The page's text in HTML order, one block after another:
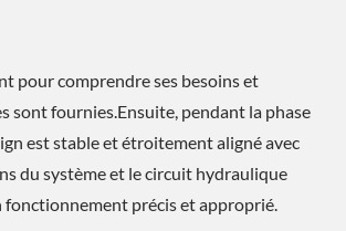
pour comprendre ses besoins et
sont fournies.Ensuite, pendant la phase
est stable et étroitement aligné avec
du système et le circuit hydraulique
fonctionnement précis et approprié.